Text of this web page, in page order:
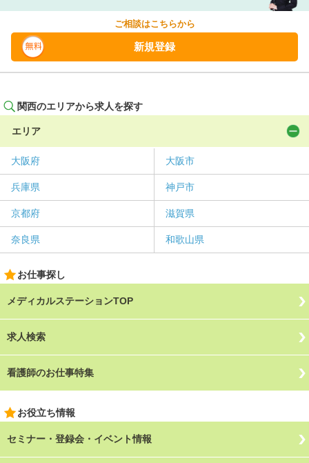
ご相談はこちらから
新規登録
関西のエリアから求人を探す
エリア
大阪府 大阪市
兵庫県 神戸市
京都府 滋賀県
奈良県 和歌山県
お仕事探し
メディカルステーションTOP
求人検索
看護師のお仕事特集
お役立ち情報
セミナー・登録会・イベント情報